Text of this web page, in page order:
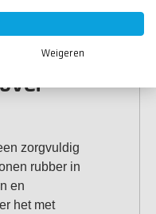
Hierin
handelingen
zorgvuldig
rubber in
en
het met
Weigeren